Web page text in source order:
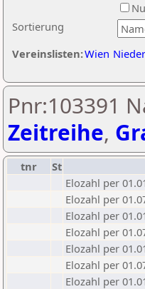
Sortierung
Vereinslisten:Wien
Pnr:103391
Zeitreihe,
tnr St
Elozahl per
Elozahl per
Elozahl per
Elozahl per
Elozahl per
Elozahl per
Elozahl per